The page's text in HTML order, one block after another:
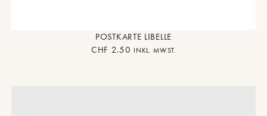
POSTKARTE LIBELLE
CHF 2.50 INKL. MWST.